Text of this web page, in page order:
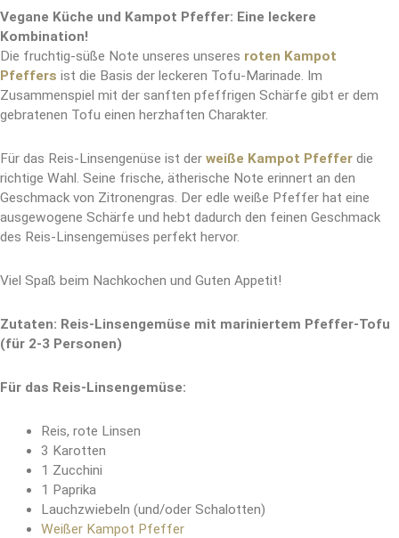
Vegane Küche und Kampot Pfeffer: Eine leckere
Kombination!
Die fruchtig-süße Note unseres unseres roten Kampot
Pfeffers ist die Basis der leckeren Tofu-Marinade. Im
Zusammenspiel mit der sanften pfeffrigen Schärfe gibt er dem
gebratenen Tofu einen herzhaften Charakter.
Für das Reis-Linsengenüse ist der weiße Kampot Pfeffer die
richtige Wahl. Seine frische, ätherische Note erinnert an den
Geschmack von Zitronengras. Der edle weiße Pfeffer hat eine
ausgewogene Schärfe und hebt dadurch den feinen Geschmack
des Reis-Linsengemüses perfekt hervor.
Viel Spaß beim Nachkochen und Guten Appetit!
Zutaten: Reis-Linsengemüse mit mariniertem Pfeffer-Tofu
(für 2-3 Personen)
Für das Reis-Linsengemüse:
Reis, rote Linsen
3 Karotten
1 Zucchini
1 Paprika
Lauchzwiebeln (und/oder Schalotten)
Weißer Kampot Pfeffer